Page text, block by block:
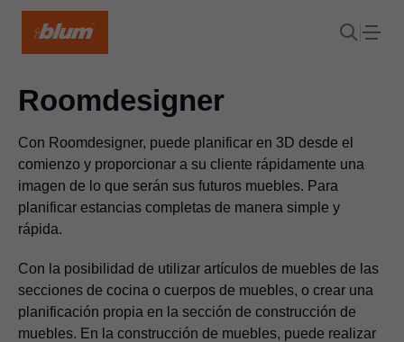
Roomdesigner
Con Roomdesigner, puede planificar en 3D desde el
comienzo y proporcionar a su cliente rápidamente una
imagen de lo que serán sus futuros muebles. Para
planificar estancias completas de manera simple y
rápida.
Con la posibilidad de utilizar artículos de muebles de las
secciones de cocina o cuerpos de muebles, o crear una
planificación propia en la sección de construcción de
muebles. En la construcción de muebles, puede realizar